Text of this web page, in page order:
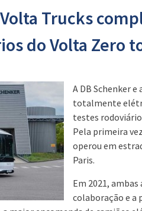
Trucks
do Volta Zero
A DB Schenker
totalmente
testes
Pela primeira
operou em
Paris.
Em 2021, ambas
colaboração e a